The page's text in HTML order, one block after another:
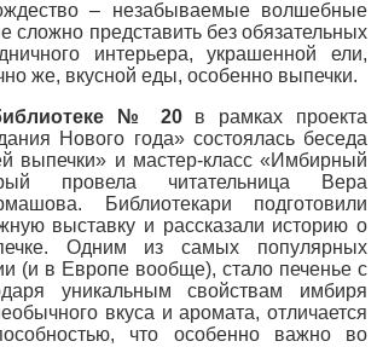
– незабываемые волшебные
сложно представить без обязательных
интерьера, украшенной ели,
же, вкусной еды, особенно выпечки.
№ 20в рамках проекта
Нового года» состоялась беседа
выпечки» и мастер-класс «Имбирный
провела читательница Вера
Библиотекари подготовили
выставку и рассказали историю о
Одним из самых популярных
(и в Европе вообще), стало печенье с
уникальным свойствам имбиря
вкуса и аромата, отличается
что особенно важно во